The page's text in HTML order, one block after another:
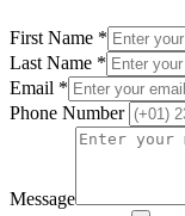
First Name *
Last Name *
Email *
Phone Number
Message